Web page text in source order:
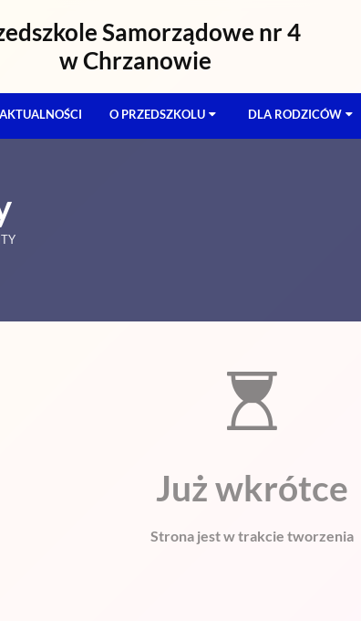
Samorządowe nr 4
w Chrzanowie
AKTUALNOŚCI O PRZEDSZKOLU DLA RODZICÓW
Już wkrótce
Strona jest w trakcie tworzenia